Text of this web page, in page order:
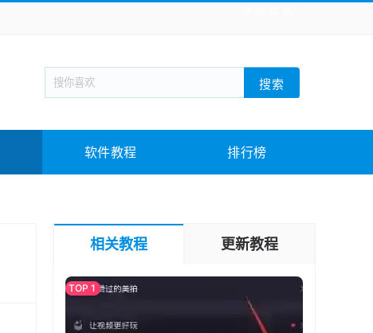
新闻阅读 旅游出行 生活实用
回合网游 战棋游戏 枪战射击
教育教学 游戏娱乐 系统软件 素材下载
搜索
软件教程 排行榜
相关教程 更新教程